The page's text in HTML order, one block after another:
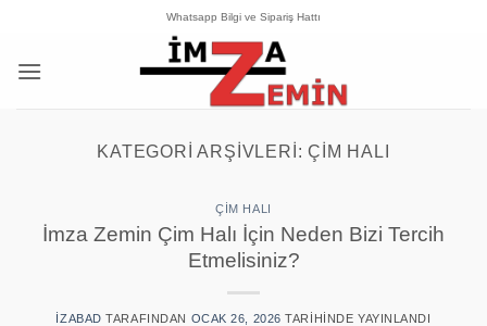
Whatsapp Bilgi ve Sipariş Hattı
KATEGORI ARŞIVLERI:ÇIM HALI
ÇIM HALI
İmza Zemin Çim Halı İçin Neden Bizi Tercih
Etmelisiniz?
IZABAD TARAFINDAN OCAK 26, 2026 TARIHINDE YAYINLANDI